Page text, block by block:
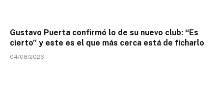
Gustavo Puerta confirmó lo de su nuevo club: “Es
cierto” y este es el que más cerca está de ficharlo
04/08/2026